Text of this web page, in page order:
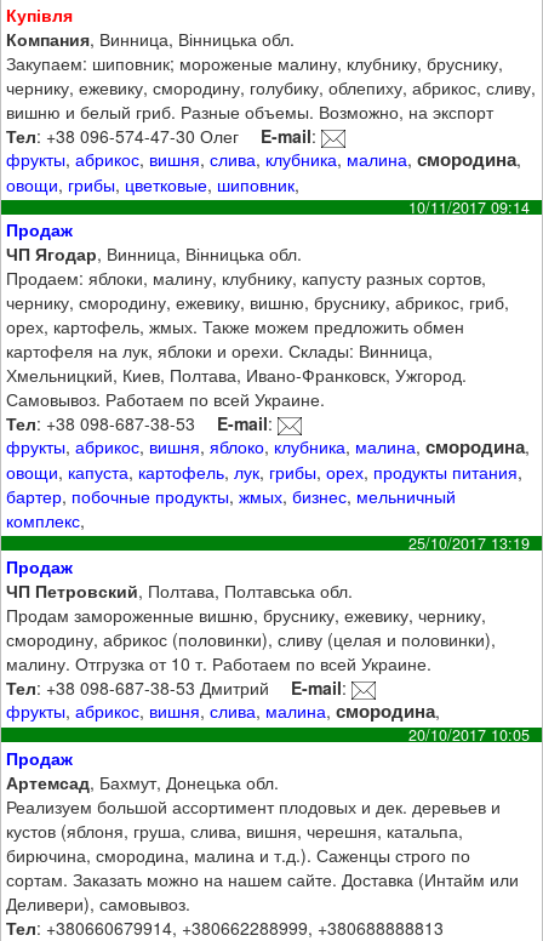
Купівля
Компания, Винница, Вінницька обл.
Закупаем: шиповник; мороженые малину, клубнику, бруснику,
чернику, ежевику, смородину, голубику, облепиху, абрикос, сливу,
вишню и белый гриб. Разные объемы. Возможно, на экспорт
Тел: +38 096-574-47-30 Олег E-mail:
фрукты,абрикос, вишня,слива, клубника, малина,смородина,
овощи, грибы, цветковые, шиповник,
10/11/2017 09:14
Продаж
ЧП Ягодар, Винница, Вінницька обл.
Продаем: яблоки, малину, клубнику, капусту разных сортов,
чернику, смородину, ежевику, вишню, бруснику, абрикос, гриб,
орех, картофель, жмых. Также можем предложить обмен
картофеля на лук, яблоки и орехи. Склады: Винница,
Хмельницкий, Киев, Полтава, Ивано-Франковск, Ужгород.
Самовывоз. Работаем по всей Украине.
Тел: +38 098-687-38-53 E-mail:
фрукты,абрикос, вишня,яблоко, клубника, малина,смородина,
овощи, капуста, картофель,лук, грибы,орех, продукты питания,
бартер, побочные продукты,жмых,бизнес, мельничный
комплекс,
25/10/2017 13:19
Продаж
ЧП Петровский, Полтава, Полтавська обл.
Продам замороженные вишню, бруснику, ежевику, чернику,
смородину, абрикос (половинки), сливу (целая и половинки),
малину. Отгрузка от 10 т. Работаем по всей Украине.
Тел: +38 098-687-38-53 Дмитрий E-mail:
фрукты,абрикос, вишня,слива, малина,смородина,
20/10/2017 10:05
Продаж
Артемсад, Бахмут, Донецька обл.
Реализуем большой ассортимент плодовых и дек. деревьев и
кустов (яблоня, груша, слива, вишня, черешня, катальпа,
бирючина, смородина, малина и т.д.). Саженцы строго по
сортам. Заказать можно на нашем сайте. Доставка (Интайм или
Деливери), самовывоз.
Тел: +380660679914, +380662288999, +380688888813